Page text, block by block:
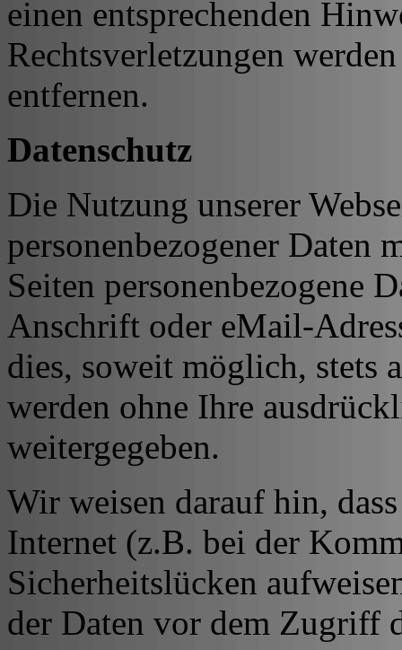
einen entsprechenden
Rechtsverletzungen
entfernen.
Datenschutz
Die Nutzung unserer
personenbezogener Daten
Seiten personenbezogene
Anschrift oder eMail-
dies, soweit möglich, stets
werden ohne Ihre
weitergegeben.
Wir weisen darauf hin,
Internet (z.B. bei der
Sicherheitslücken
der Daten vor dem Zugriff